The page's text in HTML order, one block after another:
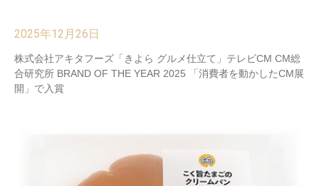
2025年12月26日
株式会社アキタフーズ「きよら グルメ仕立て」テレビCM CM総
合研究所 BRAND OF THE YEAR 2025 「消費者を動かしたCM展
開」で入賞